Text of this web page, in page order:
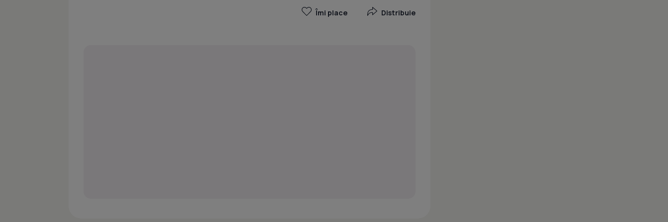
Îmi place Distribuie